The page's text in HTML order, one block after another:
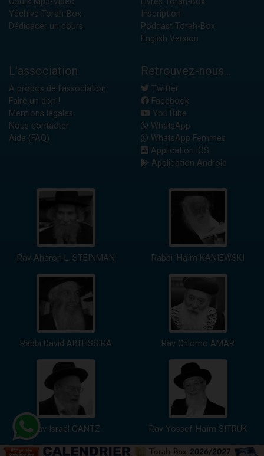
Yéchiva Torah-Box
Dédicacer un cours
Inscription
Podcast Torah-Box
English Version
L'association
A propos de l'association
Faire un don !
Mentions légales
Nous contacter
Aide (FAQ)
Retrouvez-nous...
Twitter
Facebook
YouTube
WhatsApp
WhatsApp Femmes
Application iOS
Application Android
Rav Aharon L. STEINMAN Rabbi 'Haïm KANIEWSKI
Rabbi David ABI'HSSIRA Rav Chlomo AMAR
Rav Israël GANTZ Rav Yossef-Haïm SITRUK